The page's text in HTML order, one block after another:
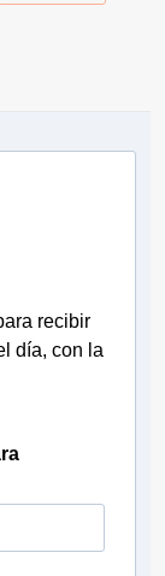
recibir
día, con la